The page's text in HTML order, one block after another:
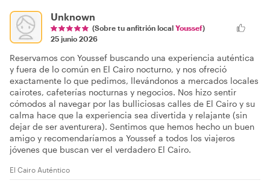
Unknown
(Sobre tu anfitrión local Youssef)
25 junio 2026
Reservamos con Youssef buscando una experiencia auténtica
y fuera de lo común en El Cairo nocturno, y nos ofreció
exactamente lo que pedimos, llevándonos a mercados locales
cairotes, cafeterías nocturnas y negocios. Nos hizo sentir
cómodos al navegar por las bulliciosas calles de El Cairo y su
calma hace que la experiencia sea divertida y relajante (sin
dejar de ser aventurera). Sentimos que hemos hecho un buen
amigo y recomendaríamos a Youssef a todos los viajeros
jóvenes que buscan ver el verdadero El Cairo.
El Cairo Auténtico